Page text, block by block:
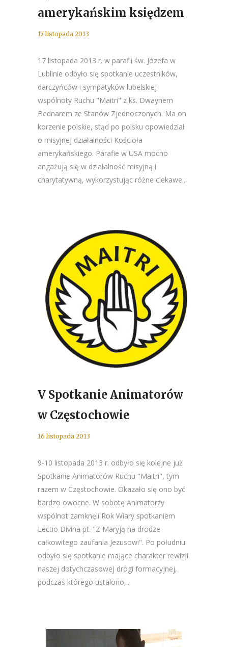
amerykańskim księdzem
17 listopada 2013
17 listopada 2013 r. w parafii św. Józefa w
Lublinie odbyło się spotkanie uczestników,
darczyńców i sympatyków lubelskiej
wspólnoty Ruchu "Maitri" z ks. Dwaynem
Bednarem ze Stanów Zjednoczonych. Ma on
korzenie polskie, stąd po polsku opowiedział
o misyjnej działalności Kościoła
amerykańskiego. Parafie w USA mocno
angażują się w działalność misyjną i
charytatywną, wykorzystując różne ciekawe...
V Spotkanie Animatorów
w Częstochowie
16 listopada 2013
9-10 listopada 2013 r. odbyło się kolejne już
Spotkanie Animatorów Ruchu "Maitri", tym
razem w Częstochowie. Okazało się ono być
bardzo owocne. W sobotę Animatorzy
wspólnot zamknęli Rok Wiary spotkaniem
Lectio Divina pt. "Z Maryją na drodze
całkowitego zaufania Jezusowi". Po południu
odbyło się spotkanie mające charakter rewizji
naszej dotychczasowej drogi formacyjnej,
podczas którego ustalono,...